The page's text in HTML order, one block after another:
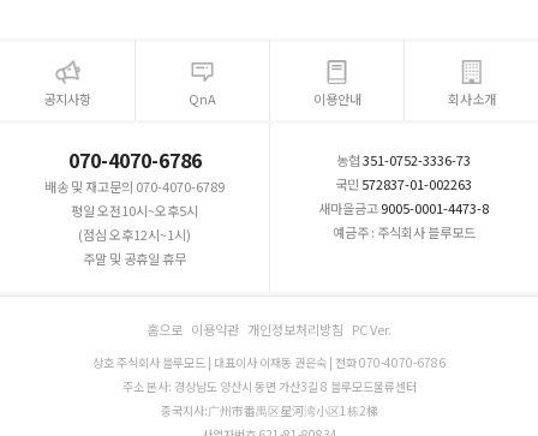
공지사항 QnA 이용안내 회사소개
070-4070-6786
배송 및 재고문의 070-4070-6789
평일 오전10시~오후5시
(점심 오후12시~1시)
주말 및 공휴일 휴무
농협351-0752-3336-73
국민 572837-01-002263
새마을금고9005-0001-4473-8
예금주 : 주식회사 블루모드
홈으로 이용약관 개인정보처리방침 PC Ver.
상호 주식회사 블루모드 | 대표이사 이재동 권은숙 | 전화 070-4070-6786
주소 본사: 경상남도 양산시 동면 가산3길 8 블루모드물류센터
중국지사:广州市番禺区星河湾小区1栋2梯